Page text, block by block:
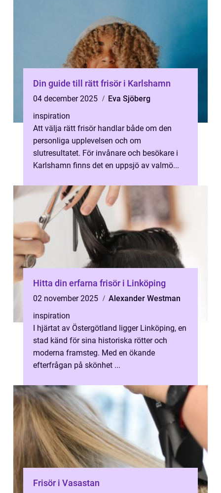
Din guide till rätt frisör i Karlshamn
04 december 2025
Eva Sjöberg
inspiration
Att välja rätt frisör handlar både om den
personliga upplevelsen och om
slutresultatet. För invånare och besökare i
Karlshamn finns det en uppsjö av valmö...
Hitta din erfarna frisör i Linköping
02 november 2025
Alexander Westman
inspiration
I hjärtat av Östergötland ligger Linköping, en
stad känd för sina historiska rötter och
moderna framsteg. Med en ökande
efterfrågan på skönhet ...
Frisör i Vasastan